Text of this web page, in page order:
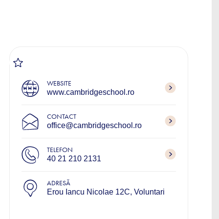
WEBSITE
www.cambridgeschool.ro
CONTACT
office@cambridgeschool.ro
TELEFON
40 21 210 2131
ADRESĂ
Erou Iancu Nicolae 12C, Voluntari